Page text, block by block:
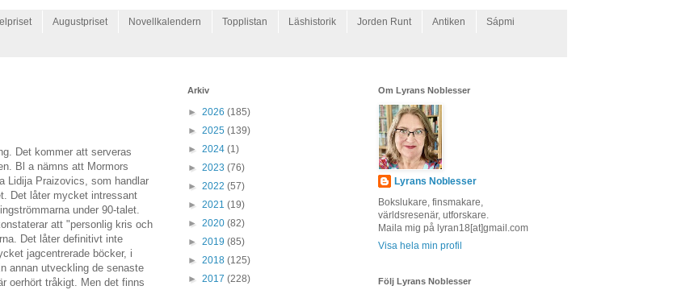
Augustpriset Novellkalendern Topplistan Läshistorik Jorden Runt Antiken Sápmi
Det kommer att serveras
Bl a nämns att Mormors
Lidija Praizovics, som handlar
Det låter mycket intressant
under 90-talet.
att "personlig kris och
Det låter definitivt inte
jagcentrerade böcker, i
annan utveckling de senaste
oerhört tråkigt. Men det finns
Arkiv
► 2026 (185)
► 2025 (139)
► 2024 (1)
► 2023 (76)
► 2022 (57)
► 2021 (19)
► 2020 (82)
► 2019 (85)
► 2018 (125)
► 2017 (228)
Om Lyrans Noblesser
Lyrans Noblesser
Bokslukare, finsmakare,
världsresenär, utforskare.
Maila mig på lyran18[at]gmail.com
Visa hela min profil
Följ Lyrans Noblesser